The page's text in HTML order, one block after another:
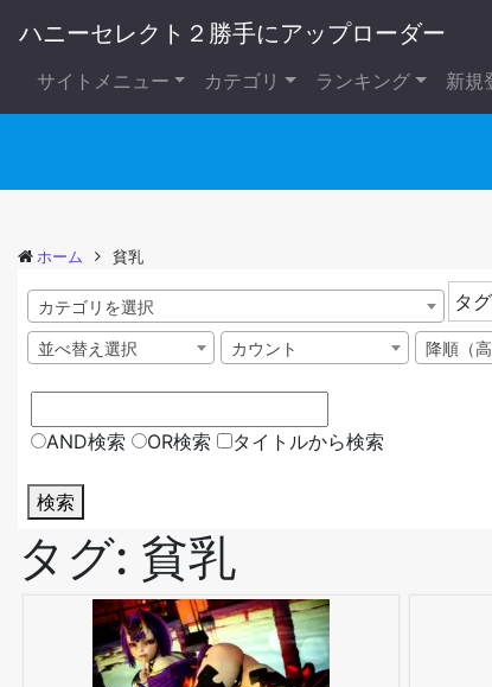
ハニーセレクト２勝手にアップローダー
サイトメニュー カテゴリ ランキング 新規
ホーム 貧乳
カテゴリを選択 タ
並べ替え選択 カウント 降順（高
AND検索 OR検索 タイトルから検索
検索
タグ: 貧乳